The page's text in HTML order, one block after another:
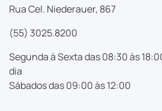
Rua Cel. Niederauer, 867
(55) 3025.8200
Segunda à Sexta das 08:30 às
dia
Sábados das 09:00 às 12:00